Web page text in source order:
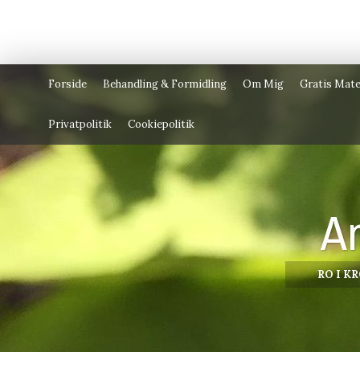
Forside Behandling & Formidling Om Mig Gratis
Privatpolitik Cookiepolitik
RO I